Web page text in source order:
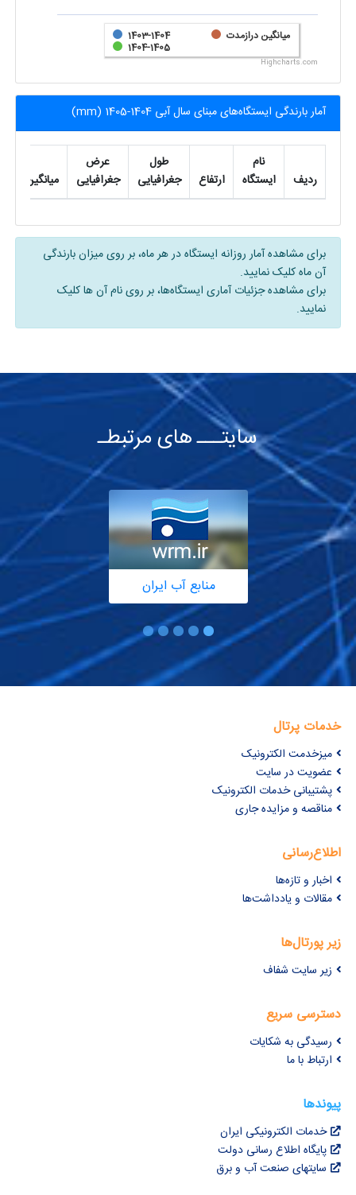
1403-1404 میانگین درازمدت
1404-1405
Highcharts.com
آمار بارندگی ایستگاه‌های مبنای سال آبی 1404-1405 (mm)
ردیف
نام
ایستگاه
ارتفاع
طول
جغرافیایی
عرض
جغرافیایی
میانگین
برای مشاهده آمار روزانه ایستگاه در هر ماه، بر روی میزان بارندگی
آن ماه کلیک نمایید.
برای مشاهده جزئیات آماری ایستگاه‌ها، بر روی نام آن ها کلیک
نمایید.
سایتـــ های مرتبطـ
منابع آب ایران
خدمات پرتال
میزخدمت الکترونیک
عضویت در سایت
پشتیبانی خدمات الکترونیک
مناقصه و مزایده جاری
اطلاع‌رسانی
اخبار و تازه‌ها
مقالات و یادداشت‌ها
زیر پورتال‌ها
زیر سایت شفاف
دسترسی سریع
رسیدگی به شکایات
ارتباط با ما
پیوندها
خدمات الکترونیکی ایران
پایگاه اطلاع رسانی دولت
سایتهای صنعت آب و برق